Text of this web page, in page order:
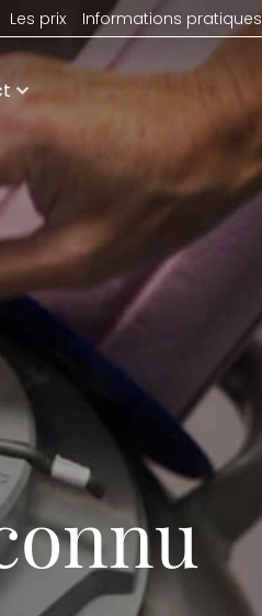
Les prix Informations pratiques